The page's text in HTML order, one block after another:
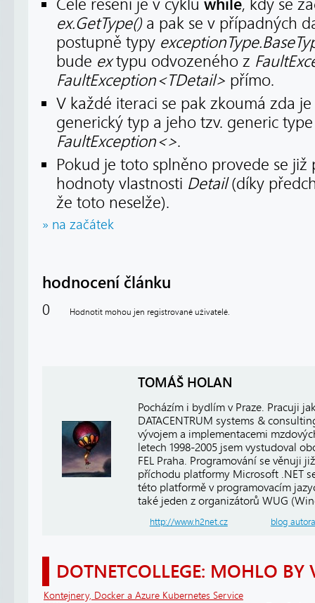
Celé řešení je v cyklu while, kdy se
ex.GetType()a pak se v případných
postupně typy
bude extypu odvozeného z
FaultException<TDetail> přímo.
V každé iteraci se pak zkoumá zda je
generický typ a jeho tzv. generic
FaultException<>.
Pokud je toto splněno provede se
hodnoty vlastnosti Detail(díky
že toto neselže).
» na začátek
hodnocení článku
0 Hodnotit mohou jen registrované uživatelé.
TOMÁŠ HOLAN
Pocházím i bydlím v Praze. Pracuji
DATACENTRUM systems &
vývojem a implementacemi
letech 1998-2005 jsem vystudoval
FEL Praha. Programování se věnuji
příchodu platformy Microsoft .NET
této platformě v programovacím
také jeden z organizátorů WUG
http://www.h2net.cz blog autora
DOTNETCOLLEGE: MOHLO BY
Kontejnery, Docker a Azure Kubernetes Service